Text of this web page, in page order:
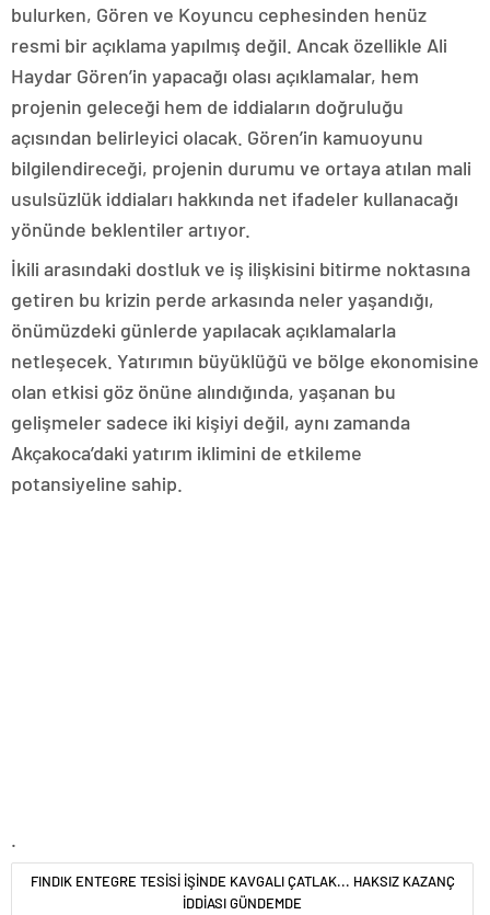
bulurken, Gören ve Koyuncu cephesinden henüz
resmi bir açıklama yapılmış değil. Ancak özellikle Ali
Haydar Gören’in yapacağı olası açıklamalar, hem
projenin geleceği hem de iddiaların doğruluğu
açısından belirleyici olacak. Gören’in kamuoyunu
bilgilendireceği, projenin durumu ve ortaya atılan mali
usulsüzlük iddiaları hakkında net ifadeler kullanacağı
yönünde beklentiler artıyor.
İkili arasındaki dostluk ve iş ilişkisini bitirme noktasına
getiren bu krizin perde arkasında neler yaşandığı,
önümüzdeki günlerde yapılacak açıklamalarla
netleşecek. Yatırımın büyüklüğü ve bölge ekonomisine
olan etkisi göz önüne alındığında, yaşanan bu
gelişmeler sadece iki kişiyi değil, aynı zamanda
Akçakoca’daki yatırım iklimini de etkileme
potansiyeline sahip.
FINDIK ENTEGRE TESİSİ İŞİNDE KAVGALI ÇATLAK... HAKSIZ KAZANÇ
İDDİASI GÜNDEMDE